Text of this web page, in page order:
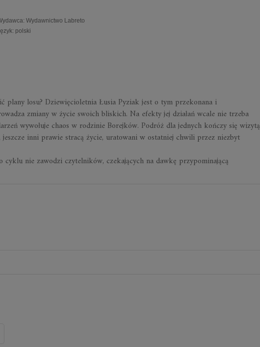
: Wydawnictwo Labreto
: polski
plany losu? Dziewięcioletnia Łusia Pyziak jest o tym przekonana i
zmiany w życie swoich bliskich. Na efekty jej działań wcale nie trzeba
wywołuje chaos w rodzinie Borejków. Podróż dla jednych kończy się wizytą
inni prawie stracą życie, uratowani w ostatniej chwili przez niezbyt
cyklu nie zawodzi czytelników, czekających na dawkę przypominającą